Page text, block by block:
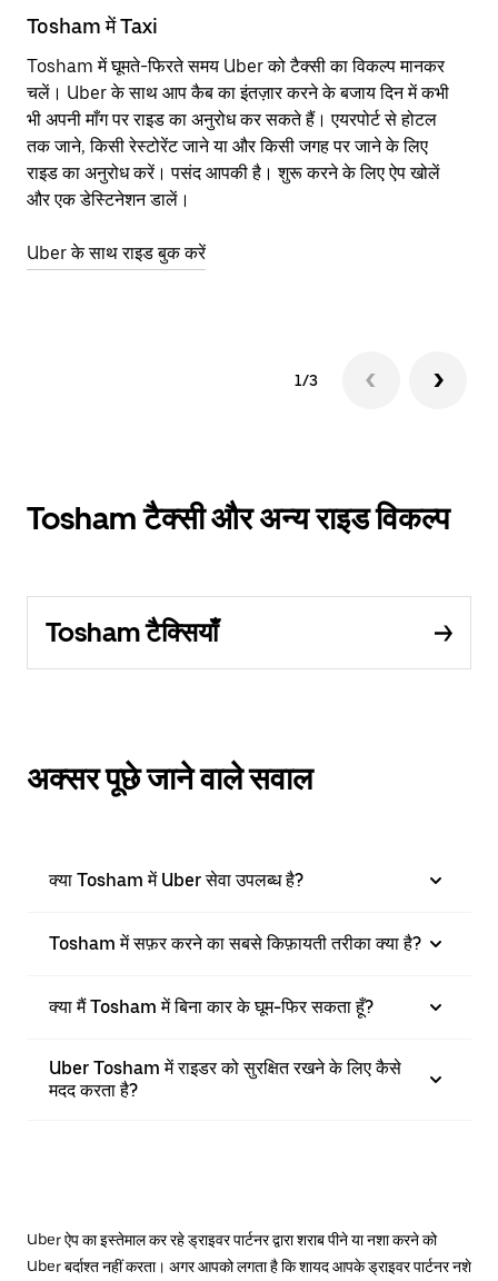
Tosham में Taxi
Tosham में घूमते-फिरते समय Uber को टैक्सी का विकल्प मानकर
चलें। Uber के साथ आप कैब का इंतज़ार करने के बजाय दिन में कभी
भी अपनी माँग पर राइड का अनुरोध कर सकते हैं। एयरपोर्ट से होटल
तक जाने, किसी रेस्टोरेंट जाने या और किसी जगह पर जाने के लिए
राइड का अनुरोध करें। पसंद आपकी है। शुरू करने के लिए ऐप खोलें
और एक डेस्टिनेशन डालें।
Uber के साथ राइड बुक करें
1/3
Tosham टैक्सी और अन्य राइड विकल्प
Tosham टैक्सियाँ
अक्सर पूछे जाने वाले सवाल
क्या Tosham में Uber सेवा उपलब्ध है?
Tosham में सफ़र करने का सबसे किफ़ायती तरीका क्या है?
क्या मैं Tosham में बिना कार के घूम-फिर सकता हूँ?
Uber Tosham में राइडर को सुरक्षित रखने के लिए कैसे
मदद करता है?
Uber ऐप का इस्तेमाल कर रहे ड्राइवर पार्टनर द्वारा शराब पीने या नशा करने को
Uber बर्दाश्त नहीं करता। अगर आपको लगता है कि शायद आपके ड्राइवर पार्टनर नशे